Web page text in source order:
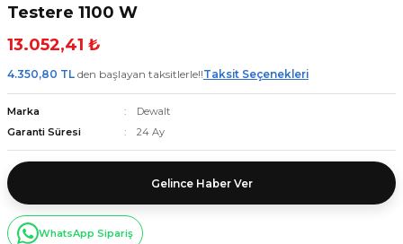
Testere 1100 W
13.052,41 ₺
4.350,80 TL den başlayan taksitlerle!!Taksit Seçenekleri
Marka
Dewalt
Garanti Süresi
24 Ay
Gelince Haber Ver
WhatsApp Sipariş